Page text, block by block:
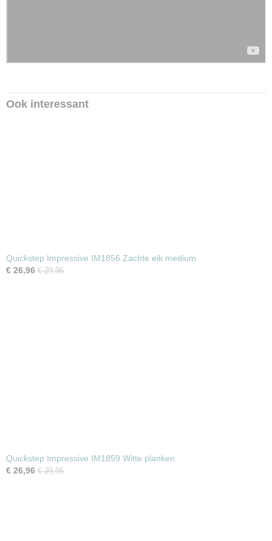
Ook interessant
Quickstep Impressive IM1856 Zachte eik medium
€ 26,96 € 29,95
Quickstep Impressive IM1859 Witte planken
€ 26,96 € 29,95